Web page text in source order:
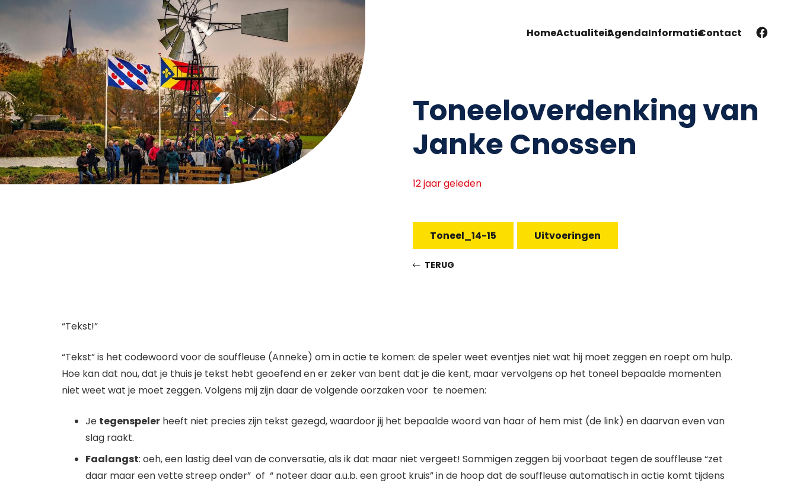
HomeActualiteitAgendaInformatieContact
Toneeloverdenking van
Janke Cnossen
12 jaar geleden
Toneel_14-15 Uitvoeringen
TERUG
“Tekst!”
“Tekst” is het codewoord voor de souffleuse (Anneke) om in actie te komen: de speler weet eventjes niet wat hij moet zeggen en roept om hulp.
Hoe kan dat nou, dat je thuis je tekst hebt geoefend en er zeker van bent dat je die kent, maar vervolgens op het toneel bepaalde momenten
niet weet wat je moet zeggen. Volgens mij zijn daar de volgende oorzaken voor te noemen:
Je tegenspeler heeft niet precies zijn tekst gezegd, waardoor jij het bepaalde woord van haar of hem mist (de link) en daarvan even van
slag raakt.
Faalangst: oeh, een lastig deel van de conversatie, als ik dat maar niet vergeet! Sommigen zeggen bij voorbaat tegen de souffleuse “zet
daar maar een vette streep onder” of “ noteer daar a.u.b. een groot kruis” in de hoop dat de souffleuse automatisch in actie komt tijdens